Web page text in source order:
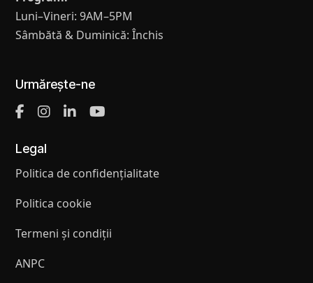
Luni–Vineri: 9AM–5PM
Sâmbătă & Duminică: Închis
Urmărește-ne
Legal
Politica de confidențialitate
Politica cookie
Termeni și condiții
ANPC